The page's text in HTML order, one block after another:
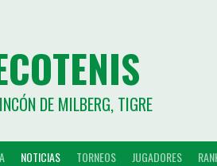
DE MILBERG, TIGRE
NOTICIAS TORNEOS JUGADORES